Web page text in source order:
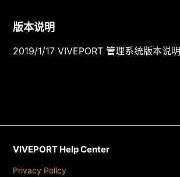
版本说明
2019/1/17 VIVEPORT 管理系统版本说明
VIVEPORT Help Center
Privacy Policy